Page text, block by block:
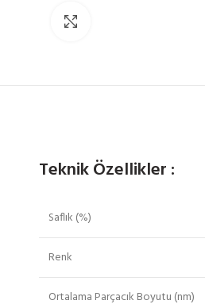
Teknik Özellikler :
Saflık (%)
Renk
Ortalama Parçacık Boyutu (nm)